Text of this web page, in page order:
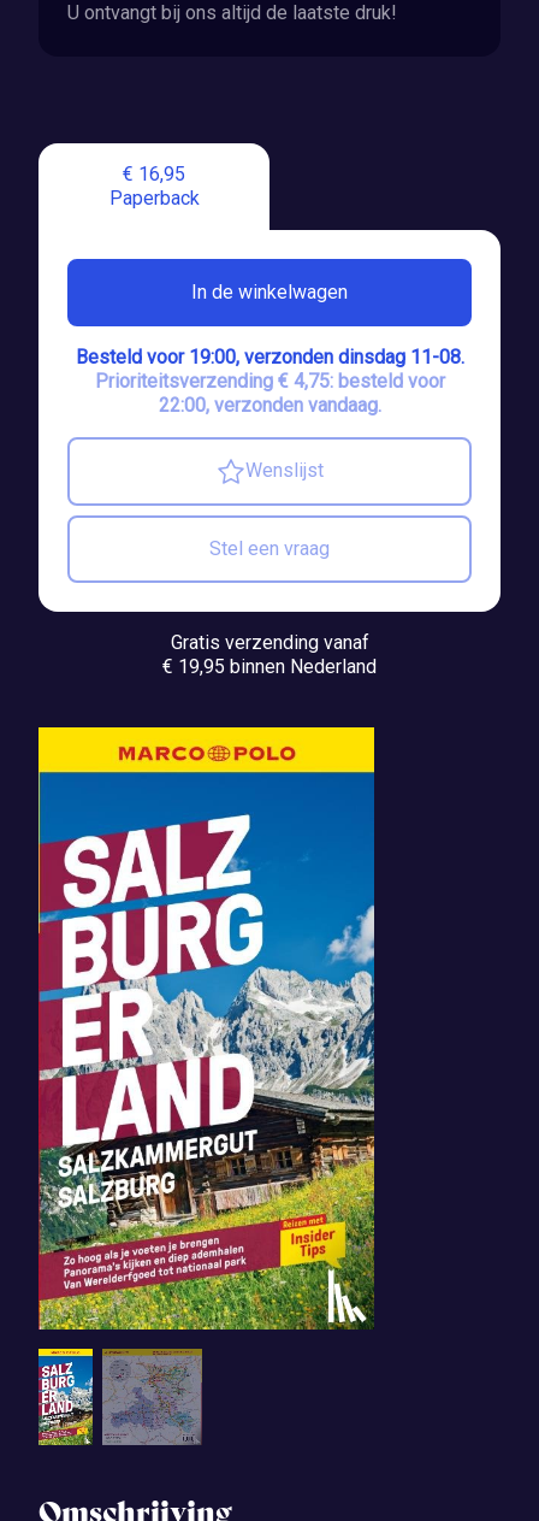
Omschrijving
€ 16,95
Paperback
In de winkelwagen
Besteld voor 19:00, verzonden dinsdag 11-08.
Prioriteitsverzending € 4,75: besteld voor
22:00, verzonden vandaag.
Wenslijst
Stel een vraag
Gratis verzending vanaf
€ 19,95 binnen Nederland
U ontvangt bij ons altijd de laatste druk!